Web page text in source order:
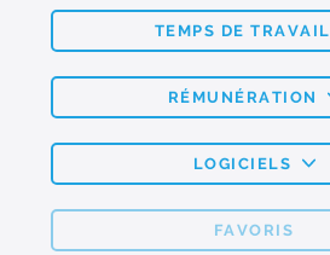
TEMPS DE TRAVAIL
RÉMUNÉRATION
LOGICIELS
FAVORIS